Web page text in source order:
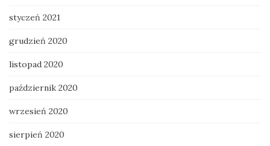
styczeń 2021
grudzień 2020
listopad 2020
październik 2020
wrzesień 2020
sierpień 2020